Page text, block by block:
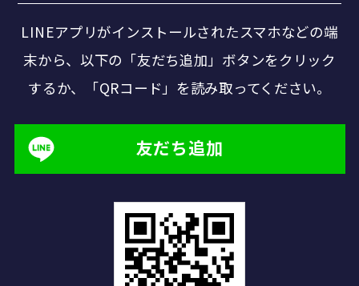
LINEアプリがインストールされたスマホなどの端
末から、 以下の「友だち追加」ボタンをクリック
するか、「QRコード」を読み取ってください。
友だち追加